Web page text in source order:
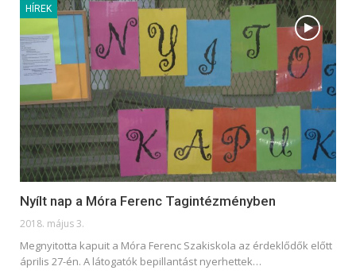
HÍREK
Nyílt nap a Móra Ferenc Tagintézményben
2018. május 3.
Megnyitotta kapuit a Móra Ferenc Szakiskola az érdeklődők előtt
április 27-én. A látogatók bepillantást nyerhettek…